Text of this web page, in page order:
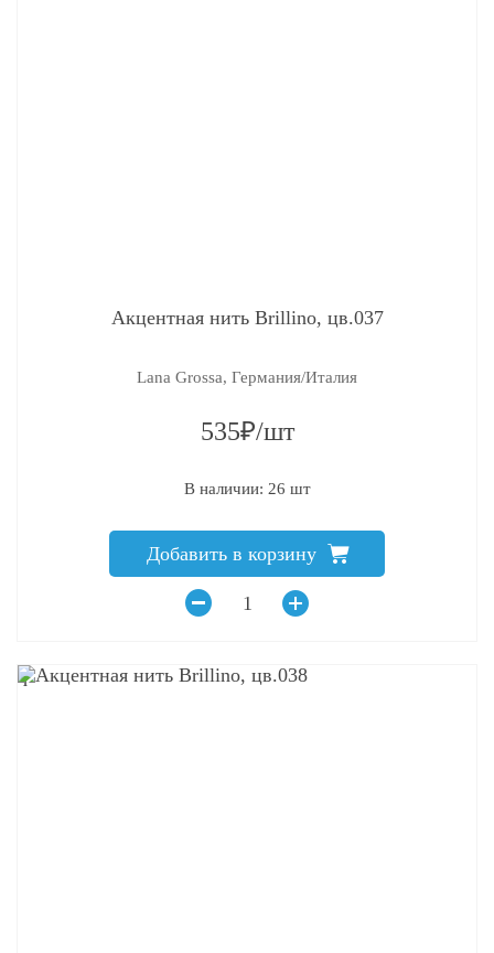
Акцентная нить Brillino, цв.037
Lana Grossa, Германия/Италия
535₽/шт
В наличии: 26 шт
Добавить в корзину
q